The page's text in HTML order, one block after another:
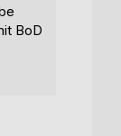
BoD